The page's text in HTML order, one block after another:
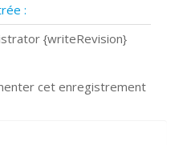
Google Chrome ?
:
{writeRevision}
cet enregistrement